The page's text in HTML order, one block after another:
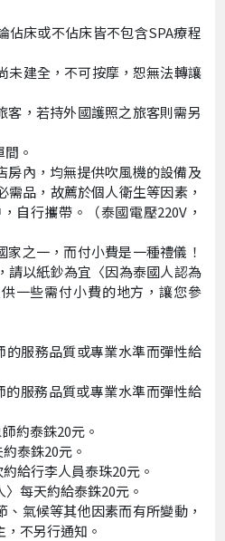
佔床或不佔床皆不包含SPA療程
未建全，不可按摩，恕無法轉讓
客，若持外國護照之旅客則需另
。
房內，均無提供吹風機的設備及
品，故薦於個人衛生等因素，
自行攜帶。（泰國電壓220V，
之一，而付小費是一種禮儀！
請以紙鈔為宜〈因為泰國人認為
一些需付小費的地方，讓您參
的服務品質或專業水準而彈性給
的服務品質或專業水準而彈性給
約泰銖20元。
泰銖20元。
給行李人員泰珠20元。
每天約給泰銖20元。
、氣候等其他因素而有所變動，
不另行通知。